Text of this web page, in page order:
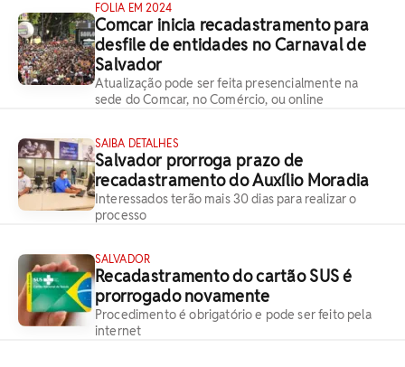
FOLIA EM 2024
Comcar inicia recadastramento para
desfile de entidades no Carnaval de
Salvador
Atualização pode ser feita presencialmente na
sede do Comcar, no Comércio, ou online
SAIBA DETALHES
Salvador prorroga prazo de
recadastramento do Auxílio Moradia
Interessados terão mais 30 dias para realizar o
processo
SALVADOR
Recadastramento do cartão SUS é
prorrogado novamente
Procedimento é obrigatório e pode ser feito pela
internet